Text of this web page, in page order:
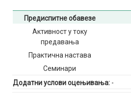
Предиспитне обавезе
Активност у току
предавања
Практична настава
Семинари
Додатни услови оцењивања: -